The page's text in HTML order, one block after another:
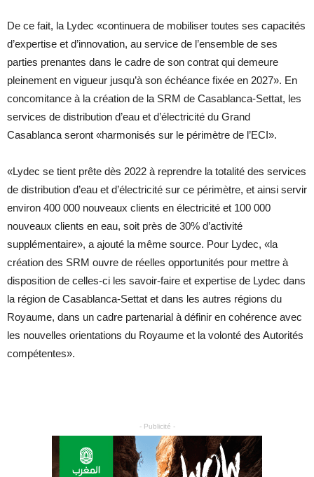
De ce fait, la Lydec «continuera de mobiliser toutes ses capacités
d’expertise et d’innovation, au service de l’ensemble de ses
parties prenantes dans le cadre de son contrat qui demeure
pleinement en vigueur jusqu’à son échéance fixée en 2027». En
concomitance à la création de la SRM de Casablanca-Settat, les
services de distribution d’eau et d’électricité du Grand
Casablanca seront «harmonisés sur le périmètre de l’ECI».
«Lydec se tient prête dès 2022 à reprendre la totalité des services
de distribution d’eau et d’électricité sur ce périmètre, et ainsi servir
environ 400 000 nouveaux clients en électricité et 100 000
nouveaux clients en eau, soit près de 30% d’activité
supplémentaire», a ajouté la même source. Pour Lydec, «la
création des SRM ouvre de réelles opportunités pour mettre à
disposition de celles-ci les savoir-faire et expertise de Lydec dans
la région de Casablanca-Settat et dans les autres régions du
Royaume, dans un cadre partenarial à définir en cohérence avec
les nouvelles orientations du Royaume et la volonté des Autorités
compétentes».
- Publicité -